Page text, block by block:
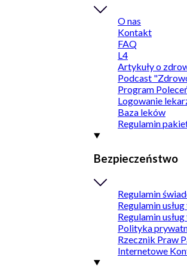
O nas
Kontakt
FAQ
L4
Artykuły o
Podcast
Program
Logowanie
Baza leków
Regulamin
Bezpieczeństwo
Regulamin
Regulamin
Regulamin
Polityka
Rzecznik Praw
Internetowe